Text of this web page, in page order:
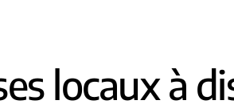
locaux à